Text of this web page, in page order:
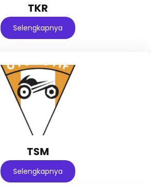
TKR
Selengkapnya
TSM
Selengkapnya